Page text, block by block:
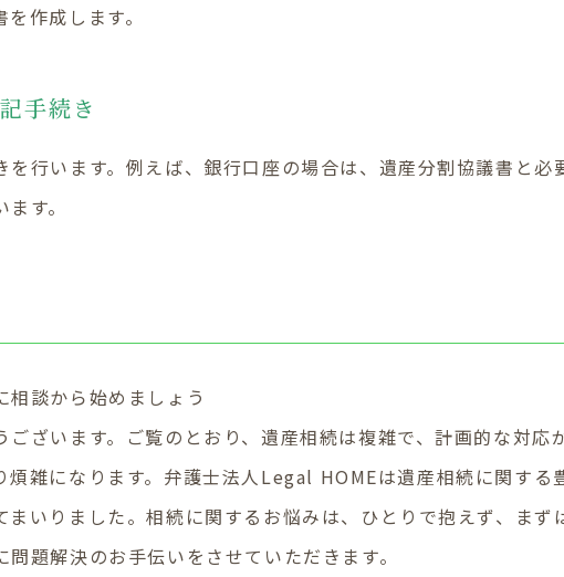
作成します。
手続き
行います。例えば、銀行口座の場合は、遺産分割協議書と
す。
相談から始めましょう
ざいます。ご覧のとおり、遺産相続は複雑で、計画的な対応
雑になります。弁護士法人Legal HOMEは遺産相続に関する
いりました。相続に関するお悩みは、ひとりで抱えず、ま
題解決のお手伝いをさせていただきます。